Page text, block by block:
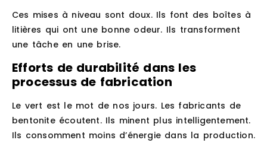
Ces mises à niveau sont doux. Ils font des boîtes à
litières qui ont une bonne odeur. Ils transforment
une tâche en une brise.
Efforts de durabilité dans les
processus de fabrication
Le vert est le mot de nos jours. Les fabricants de
bentonite écoutent. Ils minent plus intelligentement.
Ils consomment moins d’énergie dans la production.